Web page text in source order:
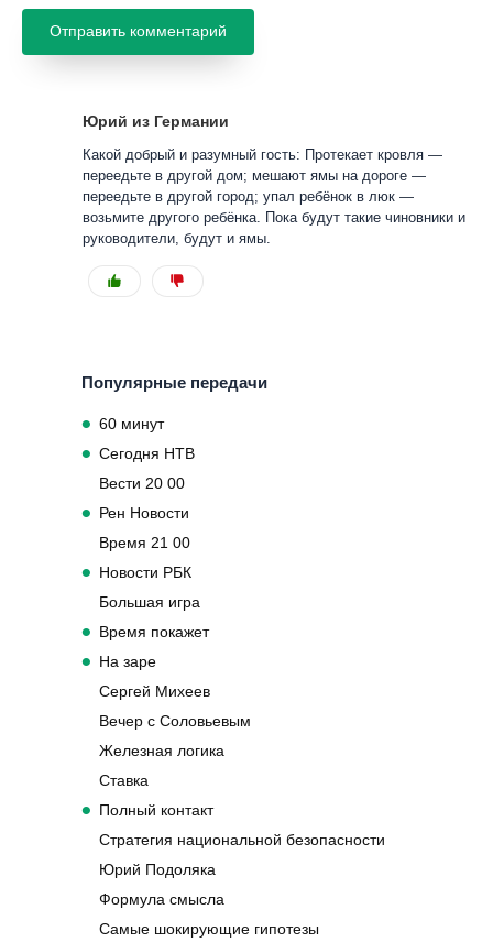
Юрий из Германии
Какой добрый и разумный гость: Протекает кровля —
переедьте в другой дом; мешают ямы на дороге —
переедьте в другой город; упал ребёнок в люк —
возьмите другого ребёнка. Пока будут такие чиновники и
руководители, будут и ямы.
Популярные передачи
60 минут
Сегодня НТВ
Вести 20 00
Рен Новости
Время 21 00
Новости РБК
Большая игра
Время покажет
На заре
Сергей Михеев
Вечер с Соловьевым
Железная логика
Ставка
Полный контакт
Стратегия национальной безопасности
Юрий Подоляка
Формула смысла
Самые шокирующие гипотезы